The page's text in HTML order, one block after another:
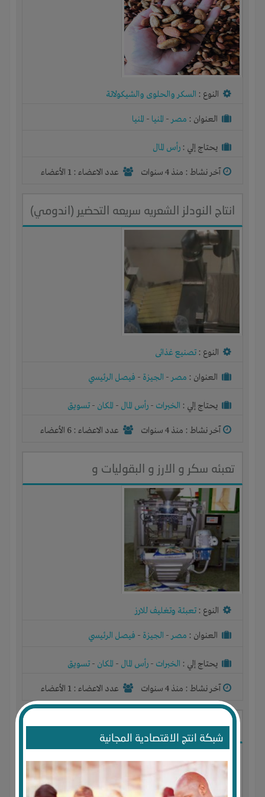
شبكة انتج الاقتصادية المجانية
النوع : السكر والحلوى والشيكولاتة
العنوان : مصر- المنيا - المنيا
يحتاج إلي : رأس المال
آخر نشاط : منذ 4 سنوات عدد الاعضاء : 1 الأعضاء
انتاج النودلز الشعريه سريعه التحضير (اندومي)
النوع : تصنيع غذائى
العنوان : مصر- الجيزة - فيصل الرئيسي
يحتاج إلي : الخبرات - رأس المال - المكان - تسويق
آخر نشاط : منذ 4 سنوات عدد الاعضاء : 6 الأعضاء
تعبئه سكر و الارز و البقوليات و
النوع : تعبئة وتغليف للارز
العنوان : مصر- الجيزة - فيصل الرئيسي
يحتاج إلي : الخبرات - رأس المال - المكان - تسويق
آخر نشاط : منذ 4 سنوات عدد الاعضاء : 1 الأعضاء
بيع موبيل وإكسسوارات